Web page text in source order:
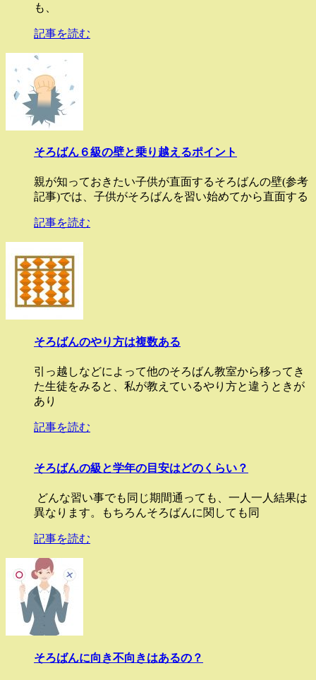
も、
記事を読む
そろばん６級の壁と乗り越えるポイント
親が知っておきたい子供が直面するそろばんの壁(参考
記事)では、子供がそろばんを習い始めてから直面する
記事を読む
そろばんのやり方は複数ある
引っ越しなどによって他のそろばん教室から移ってき
た生徒をみると、私が教えているやり方と違うときが
あり
記事を読む
そろばんの級と学年の目安はどのくらい？
どんな習い事でも同じ期間通っても、一人一人結果は
異なります。もちろんそろばんに関しても同
記事を読む
そろばんに向き不向きはあるの？